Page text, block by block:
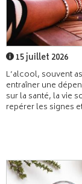
15 juillet 2026
L’alcool, souvent
entraîner une
sur la santé, la vie
repérer les signes